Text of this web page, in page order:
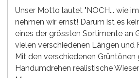
Unser Motto lautet "NOCH... wie
nehmen wir ernst! Darum ist es
eines der grössten Sortimente an
vielen verschiedenen Längen und
Mit den verschiedenen Grüntönen
Handumdrehen realistische